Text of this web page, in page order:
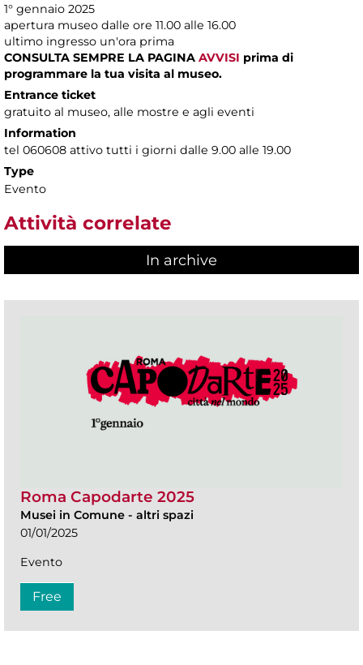
1° gennaio 2025
apertura museo dalle ore 11.00 alle 16.00
ultimo ingresso un'ora prima
CONSULTA SEMPRE LA PAGINA AVVISI prima di
programmare la tua visita al museo.
Entrance ticket
gratuito al museo, alle mostre e agli eventi
Information
tel 060608 attivo tutti i giorni dalle 9.00 alle 19.00
Type
Evento
Attività correlate
In archive
Roma Capodarte 2025
Musei in Comune - altri spazi
01/01/2025
Evento
Free